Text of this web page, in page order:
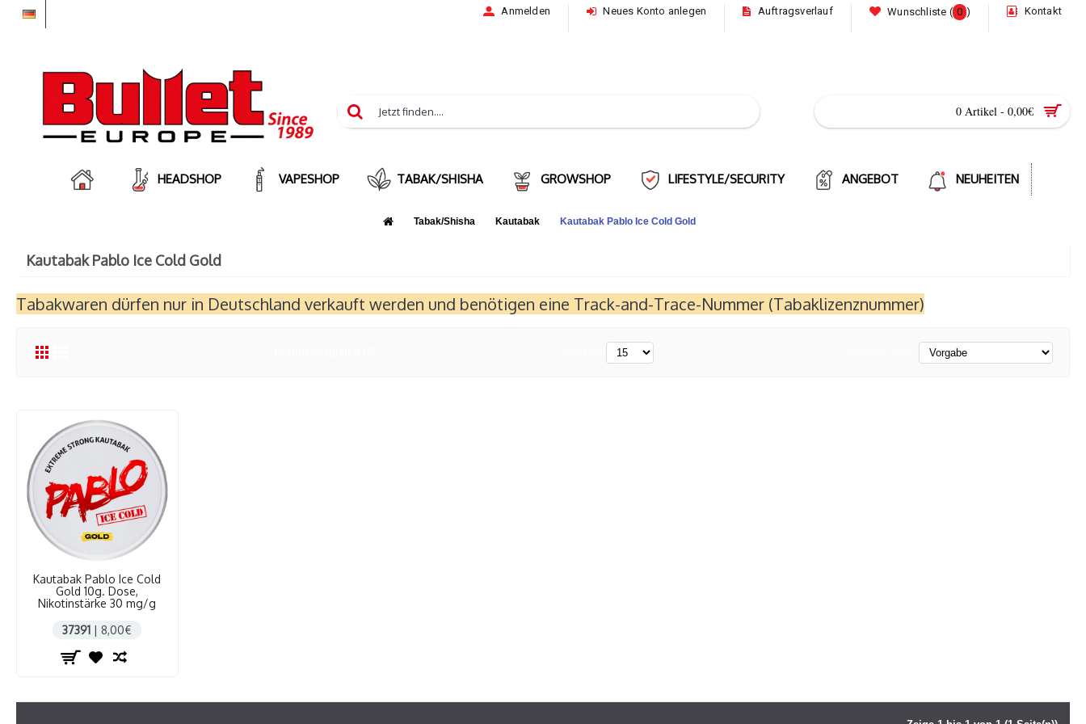
Anmelden Neues Konto anlegen Auftragsverlauf Wunschliste ( 0 ) Kontakt
0 Artikel - 0,00€
HEADSHOP VAPESHOP TABAK/SHISHA GROWSHOP LIFESTYLE/SECURITY ANGEBOT NEUHEITEN
Tabak/Shisha Kautabak Kautabak Pablo Ice Cold Gold
Kautabak Pablo Ice Cold Gold
Tabakwaren dürfen nur in Deutschland verkauft werden und benötigen eine Track-and-Trace-Nummer (Tabaklizenznummer)
Kautabak Pablo Ice Cold
Gold 10g. Dose,
Nikotinstärke 30 mg/g
37391 | 8,00€